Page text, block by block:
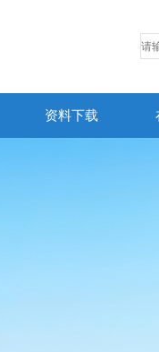
资料下载